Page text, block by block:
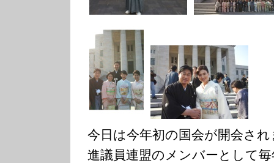
今日は今年初の国会が開会さ
進議員連盟のメンバーとして